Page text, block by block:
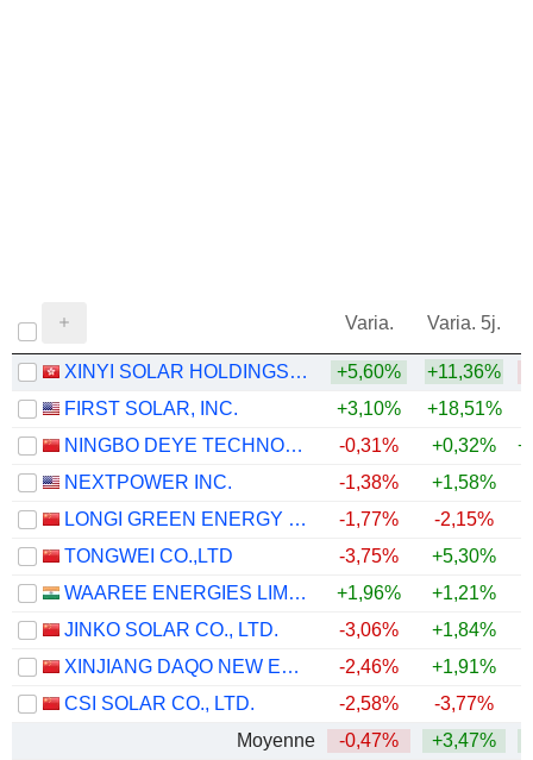
Varia. Varia. 5j.
XINYI SOLAR HOLDINGS LIMITED +5,60% +11,36%
FIRST SOLAR, INC.
+3,10% +18,51%
NINGBO DEYE TECHNOLOGY GROUP CO., LTD.
-0,31% +0,32%
NEXTPOWER INC.
-1,38% +1,58%
LONGI GREEN ENERGY TECHNOLOGY CO., LTD.
-1,77% -2,15%
TONGWEI CO.,LTD
-3,75% +5,30%
WAAREE ENERGIES LIMITED
+1,96% +1,21%
JINKO SOLAR CO., LTD.
-3,06% +1,84%
XINJIANG DAQO NEW ENERGY CO.,LTD.
-2,46% +1,91%
CSI SOLAR CO., LTD.
-2,58% -3,77%
Moyenne
-0,47% +3,47%